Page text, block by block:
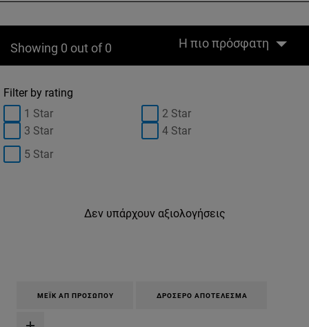
Showing 0 out of 0 Η πιο πρόσφατη
Filter by rating
1 Star
2 Star
3 Star
4 Star
5 Star
Δεν υπάρχουν αξιολογήσεις
ΜΈΙΚ ΑΠ ΠΡΟΣΏΠΟΥ ΔΡΟΣΕΡΌ ΑΠΟΤΈΛΕΣΜΑ